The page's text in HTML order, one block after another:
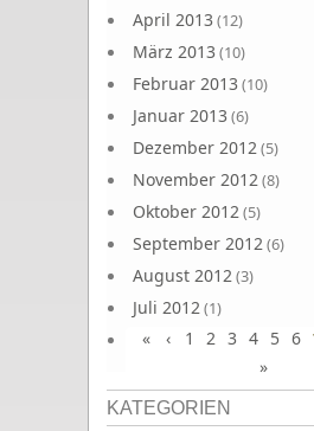
April 2013 (12)
März 2013 (10)
Februar 2013 (10)
Januar 2013 (6)
Dezember 2012(5)
November 2012(8)
Oktober 2012(5)
September 2012(6)
August 2012(3)
Juli 2012(1)
Juni 2012(4)
« ‹ 1 2 3 4 5 6
»
KATEGORIEN